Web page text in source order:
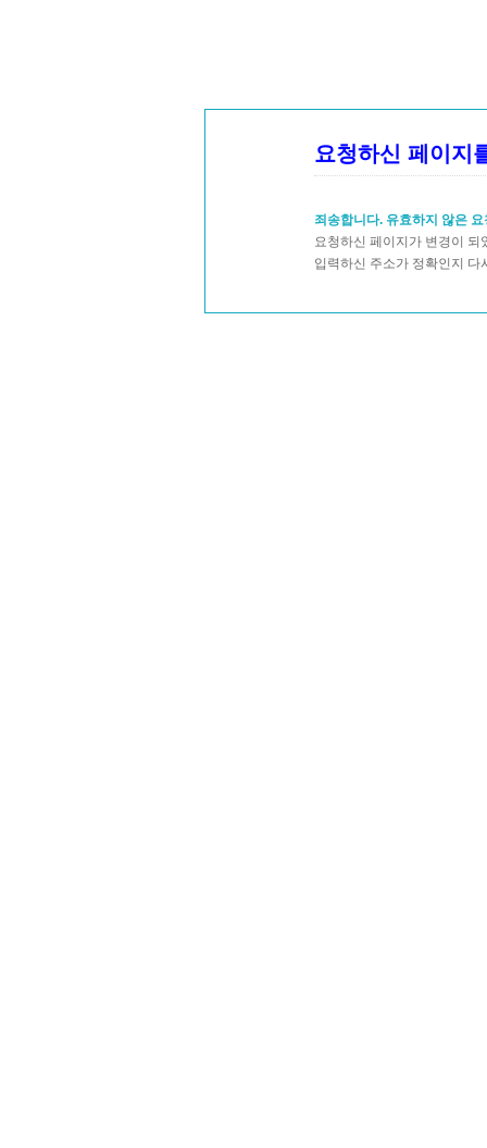
요청하신 페이지
죄송합니다. 유효하지 않은
요청하신 페이지가 변경이
입력하신 주소가 정확인지 다